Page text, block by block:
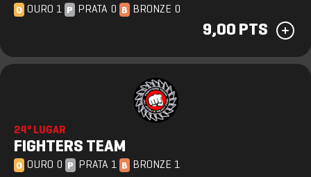
O OURO 1 P PRATA 0 B BRONZE 0
9,00 PTS
24º LUGAR
FIGHTERS TEAM
O OURO 0 P PRATA 1 B BRONZE 1